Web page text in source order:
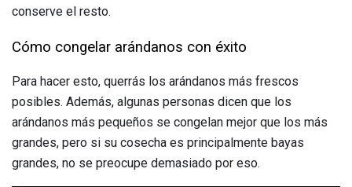
conserve el resto.
Cómo congelar arándanos con éxito
Para hacer esto, querrás los arándanos más frescos
posibles. Además, algunas personas dicen que los
arándanos más pequeños se congelan mejor que los más
grandes, pero si su cosecha es principalmente bayas
grandes, no se preocupe demasiado por eso.